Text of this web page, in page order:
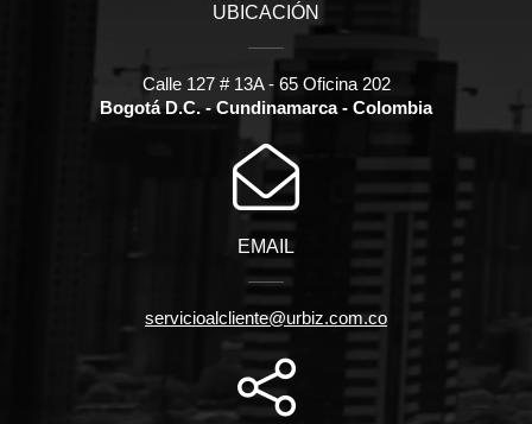
UBICACIÓN
Calle 127 # 13A - 65 Oficina 202
Bogotá D.C. - Cundinamarca - Colombia
EMAIL
servicioalcliente@urbiz.com.co